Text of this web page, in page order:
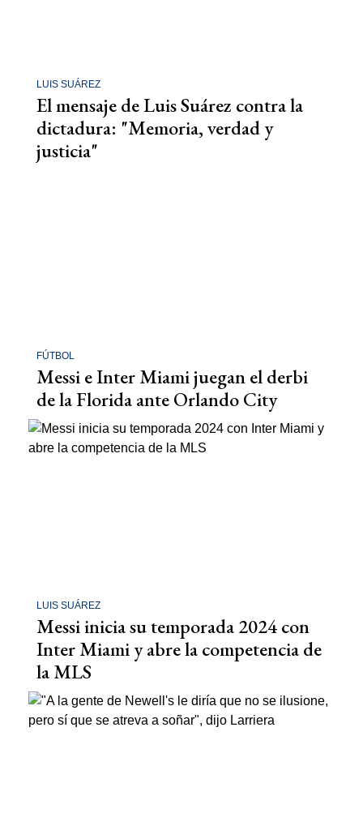
LUIS SUÁREZ
El mensaje de Luis Suárez contra la
dictadura: "Memoria, verdad y
justicia"
FÚTBOL
Messi e Inter Miami juegan el derbi
de la Florida ante Orlando City
LUIS SUÁREZ
Messi inicia su temporada 2024 con
Inter Miami y abre la competencia de
la MLS